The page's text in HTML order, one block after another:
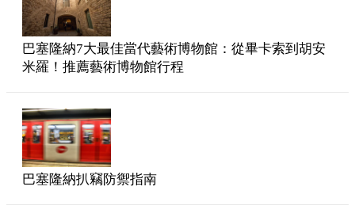
巴塞隆納7大最佳當代藝術博物館：從畢卡索到胡安
米羅！推薦藝術博物館行程
巴塞隆納扒竊防禦指南